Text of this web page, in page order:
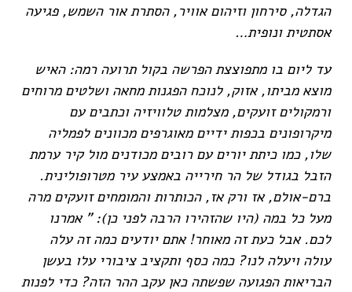
הגדלה, סירחון וזיהום אוויר, הסתרת אור השמש, פגיעה
אסתטית ונופית…
עד ליום בו מתפוצצת הפרשה בקול תרועה רמה: האיש
מוצא מביתו, אזוק, לנוכח הפגנות מחאה ושלטים מרוחים
ורמקולים זועקים, מצלמות טלוויזיה וכתבים עם
מיקרופונים בכפות ידיים מאוגרפים מכוונים לפמליה
שלו, כמו כיתת יורים עם רובים מכודנים מול קיר ערמת
הזבל בגודל של הר חירייה באמצע עיר מטרופולינית.
ברם-אולם, אז ורק אז, הכותרות והמומחים זועקים מרה
מעל כל במה (היו שהזהירו הרבה לפני כן): " אמרנו
לכם. אבל כעת זה מאוחר! אתם יודעים כמה זה עלה
עולה ויעלה לנו? כמה כסף ותקציב ציבורי עלו בעשן
הבריאות הפגועה שפשתה כאן עקב ההר הזה? כדי לפנות